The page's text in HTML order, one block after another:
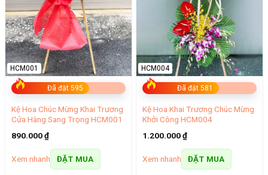
Đã đặt 595
HCM001
Kệ Hoa Chúc Mừng Khai Trương
Cửa Hàng Sang Trọng HCM001
890.000₫
Xem nhanh ĐẶT MUA
Đã đặt 581
HCM004
Kệ Hoa Khai Trương Chúc Mừng
Khởi Công HCM004
1.200.000₫
Xem nhanh ĐẶT MUA